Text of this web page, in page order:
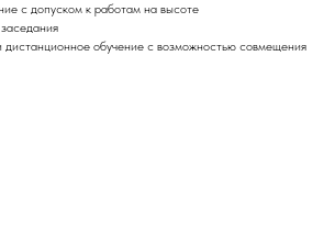
с допуском к работам на высоте
обучение с возможностью совмещения